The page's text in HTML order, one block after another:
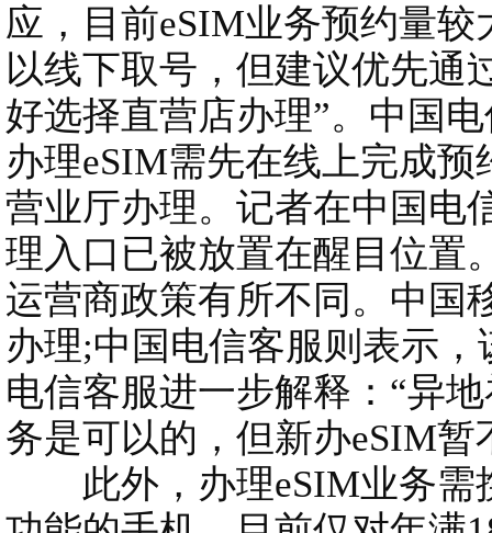
应，目前eSIM业务预约量
以线下取号，但建议优先通
好选择直营店办理”。中国
办理eSIM需先在线上完成
营业厅办理。记者在中国电
理入口已被放置在醒目位置
运营商政策有所不同。中国
办理;中国电信客服则表示
电信客服进一步解释：“异
务是可以的，但新办eSIM暂
此外，办理eSIM业务需